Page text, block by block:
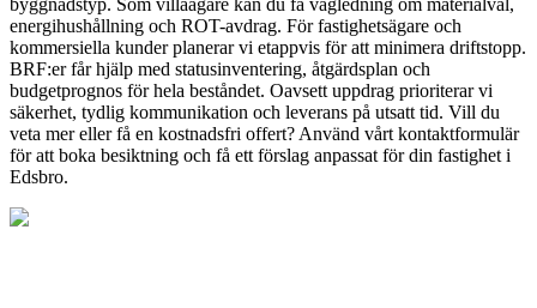
energihushållning och ROT-avdrag. För fastighetsägare och
kommersiella kunder planerar vi etappvis för att minimera driftstopp.
BRF:er får hjälp med statusinventering, åtgärdsplan och
budgetprognos för hela beståndet. Oavsett uppdrag prioriterar vi
säkerhet, tydlig kommunikation och leverans på utsatt tid. Vill du
veta mer eller få en kostnadsfri offert? Använd vårt kontaktformulär
för att boka besiktning och få ett förslag anpassat för din fastighet i
Edsbro.